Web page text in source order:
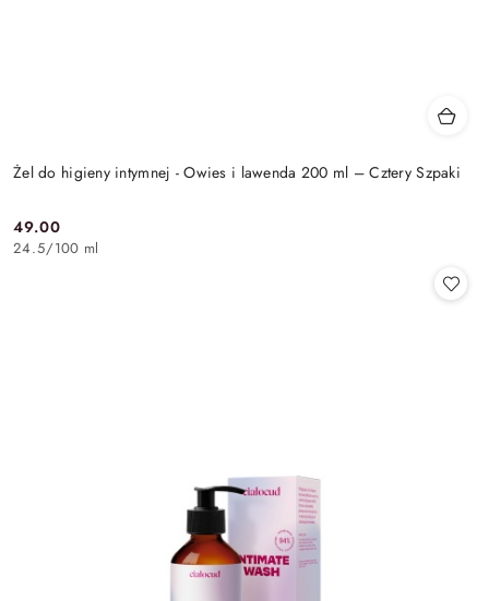
Żel do higieny intymnej - Owies i lawenda 200 ml – Cztery Szpaki
Cena:
49.00
24.5/100 ml